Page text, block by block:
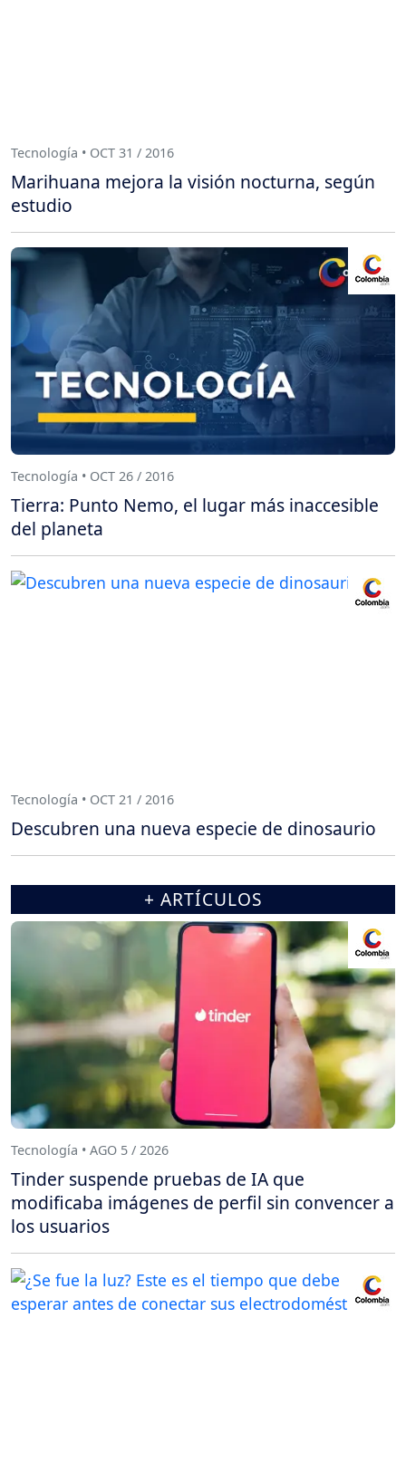
Tecnología • OCT 31 / 2016
Marihuana mejora la visión nocturna, según
estudio
Tecnología • OCT 26 / 2016
Tierra: Punto Nemo, el lugar más inaccesible
del planeta
Tecnología • OCT 21 / 2016
Descubren una nueva especie de dinosaurio
+ ARTÍCULOS
Tecnología • AGO 5 / 2026
Tinder suspende pruebas de IA que
modificaba imágenes de perfil sin convencer a
los usuarios